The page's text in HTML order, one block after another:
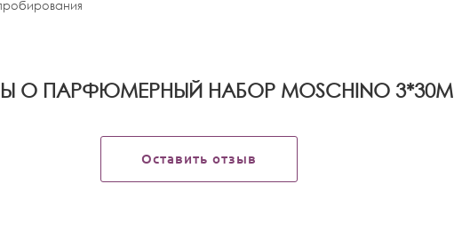
О ПАРФЮМЕРНЫЙ НАБОР MOSCHINO
Оставить отзыв